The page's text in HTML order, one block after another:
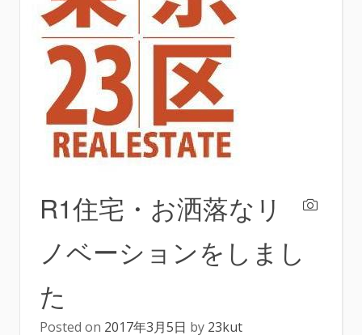
R1住宅・お洒落なリ
ノベーションをしまし
た
Posted on 2017年3月5日 by 23kut